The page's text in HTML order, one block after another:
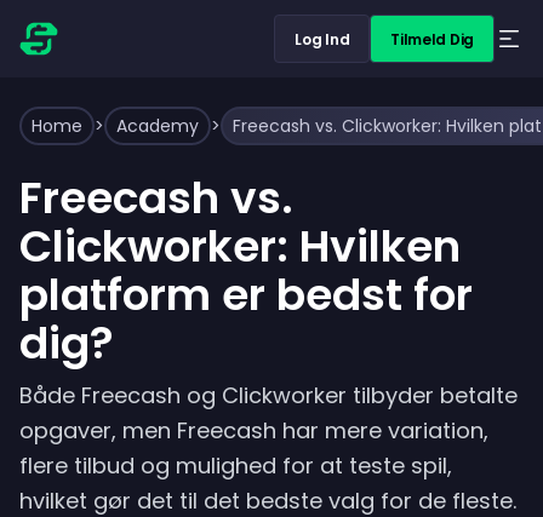
Log Ind Tilmeld Dig
Home > Academy > Freecash vs. Clickworker: Hvilken
Freecash vs.
Clickworker: Hvilken
platform er bedst for
dig?
Både Freecash og Clickworker tilbyder betalte
opgaver, men Freecash har mere variation,
flere tilbud og mulighed for at teste spil,
hvilket gør det til det bedste valg for de fleste.